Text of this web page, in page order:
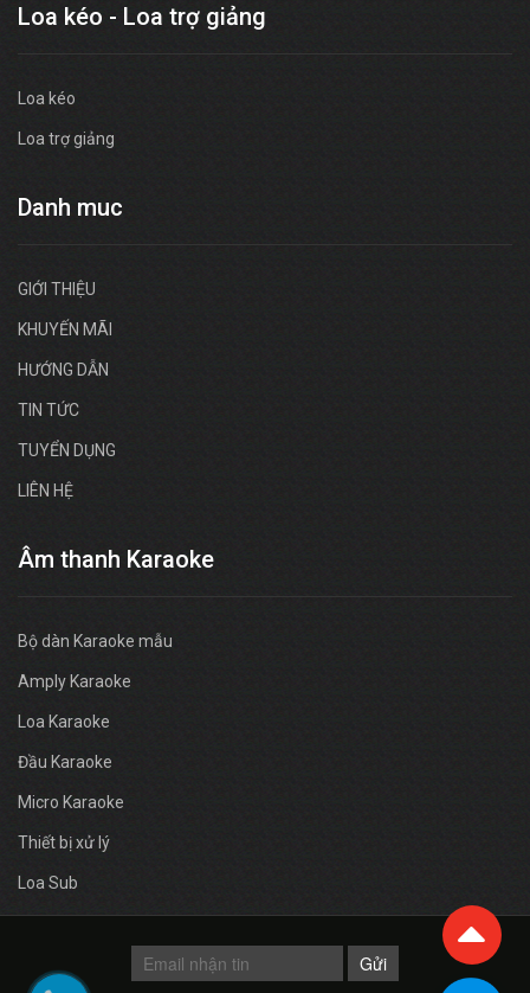
Loa kéo - Loa trợ giảng
Loa kéo
Loa trợ giảng
Danh muc
GIỚI THIỆU
KHUYẾN MÃI
HƯỚNG DẪN
TIN TỨC
TUYỂN DỤNG
LIÊN HỆ
Âm thanh Karaoke
Bộ dàn Karaoke mẫu
Amply Karaoke
Loa Karaoke
Đầu Karaoke
Micro Karaoke
Thiết bị xử lý
Loa Sub
Gửi